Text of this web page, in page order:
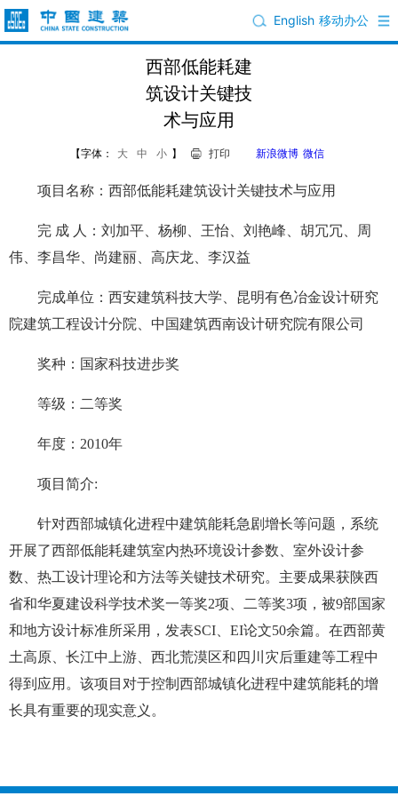
移动办公
English
西部低能耗建
筑设计关键技
术与应用
【字体： 大 中 小 】 打印 新浪微博 微信
项目名称：西部低能耗建筑设计关键技术与应用
完 成 人：刘加平、杨柳、王怡、刘艳峰、胡冗冗、周
伟、李昌华、尚建丽、高庆龙、李汉益
完成单位：西安建筑科技大学、昆明有色冶金设计研究
院建筑工程设计分院、中国建筑西南设计研究院有限公司
奖种：国家科技进步奖
等级：二等奖
年度：2010年
项目简介:
针对西部城镇化进程中建筑能耗急剧增长等问题，系统
开展了西部低能耗建筑室内热环境设计参数、室外设计参
数、热工设计理论和方法等关键技术研究。主要成果获陕西
省和华夏建设科学技术奖一等奖2项、二等奖3项，被9部国家
和地方设计标准所采用，发表SCI、EI论文50余篇。在西部黄
土高原、长江中上游、西北荒漠区和四川灾后重建等工程中
得到应用。该项目对于控制西部城镇化进程中建筑能耗的增
长具有重要的现实意义。